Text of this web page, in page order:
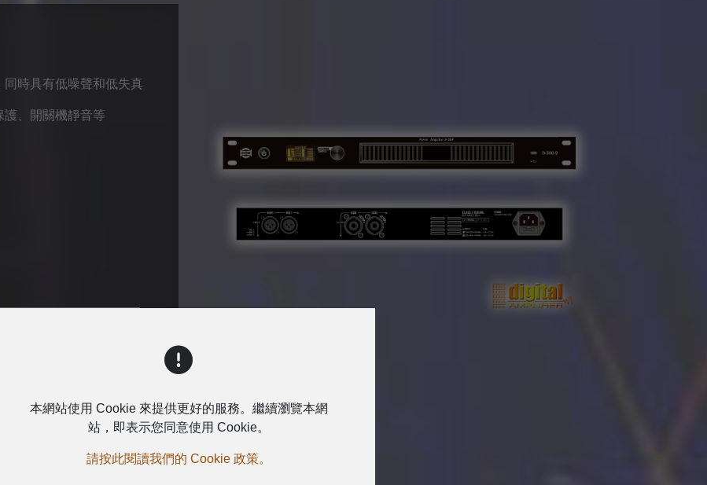
時具有低噪聲和低失真
護、開關機靜音等
本網站使用 Cookie 來提供更好的服務。繼續瀏覽本網
站，即表示您同意使用 Cookie。
請按此閱讀我們的 Cookie 政策。